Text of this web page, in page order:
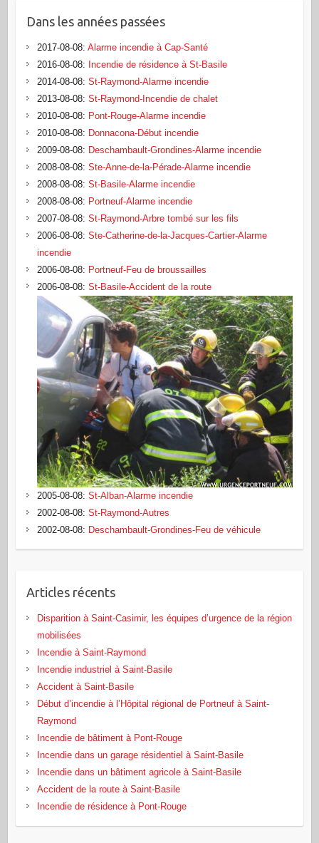
Dans les années passées
2017-08-08: Alarme incendie à Cap-Santé
2016-08-08: Incendie de résidence à St-Basile
2014-08-08: St-Raymond-Alarme incendie
2013-08-08: St-Raymond-Incendie de chalet
2010-08-08: Pont-Rouge-Alarme incendie
2010-08-08: Donnacona-Début incendie
2009-08-08: Deschambault-Grondines-Alarme incendie
2008-08-08: Ste-Anne-de-la-Pérade-Alarme incendie
2008-08-08: St-Basile-Alarme incendie
2008-08-08: Portneuf-Alarme incendie
2007-08-08: St-Raymond-Arbre tombé sur les fils
2006-08-08: Ste-Catherine-de-la-Jacques-Cartier-Alarme
incendie
2006-08-08: Portneuf-Feu de broussailles
2006-08-08: St-Basile-Accident de la route
2005-08-08: St-Alban-Alarme incendie
2002-08-08: St-Raymond-Autres
2002-08-08: Deschambault-Grondines-Feu de véhicule
Articles récents
Disparition à Saint-Casimir, les équipes d’urgence de la région
mobilisées
Incendie à Saint-Raymond
Incendie industriel à Saint-Basile
Accident à Saint-Basile
Début d’incendie à l’Hôpital régional de Portneuf à Saint-
Raymond
Incendie de bâtiment à Pont‑Rouge
Incendie dans un garage résidentiel à Saint‑Basile
Incendie dans un bâtiment agricole à Saint‑Basile
Accident de la route à Saint-Basile
Incendie de résidence à Pont-Rouge